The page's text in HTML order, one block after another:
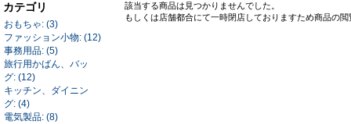
カテゴリ
おもちゃ: (3)
ファッション小物: (12)
事務用品: (5)
旅行用かばん、バッ
グ: (12)
キッチン、ダイニン
グ: (4)
電気製品: (8)
該当する商品は見つかりませんでした。
もしくは店舗都合にて一時閉店しておりますため商品の